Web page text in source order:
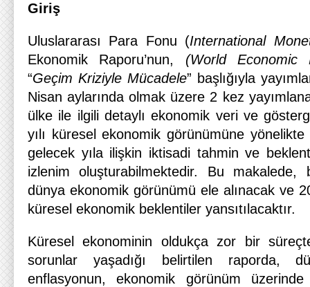
Giriş
Uluslararası Para Fonu (International
Ekonomik Raporu’nun, (World Economic
“Geçim Kriziyle Mücadele” başlığıyla
Nisan aylarında olmak üzere 2 kez
ülke ile ilgili detaylı ekonomik veri ve
yılı küresel ekonomik görünümüne
gelecek yıla ilişkin iktisadi tahmin ve
izlenim oluşturabilmektedir. Bu makalede,
dünya ekonomik görünümü ele alınacak ve
küresel ekonomik beklentiler yansıtılacaktır.
Küresel ekonominin oldukça zor bir
sorunlar yaşadığı belirtilen raporda,
enflasyonun, ekonomik görünüm üzerinde